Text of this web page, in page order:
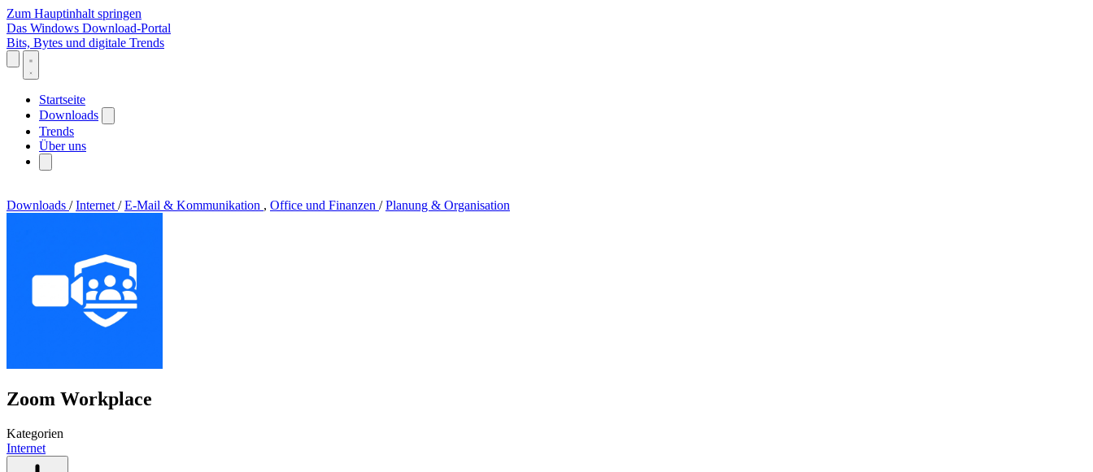
Zum Hauptinhalt springen
Das Windows Download-Portal
Bits, Bytes und digitale Trends
Startseite
Downloads
Trends
Über uns
Downloads / Internet / E-Mail & Kommunikation , Office und Finanzen / Planung & Organisation
Zoom Workplace
Kategorien
Internet